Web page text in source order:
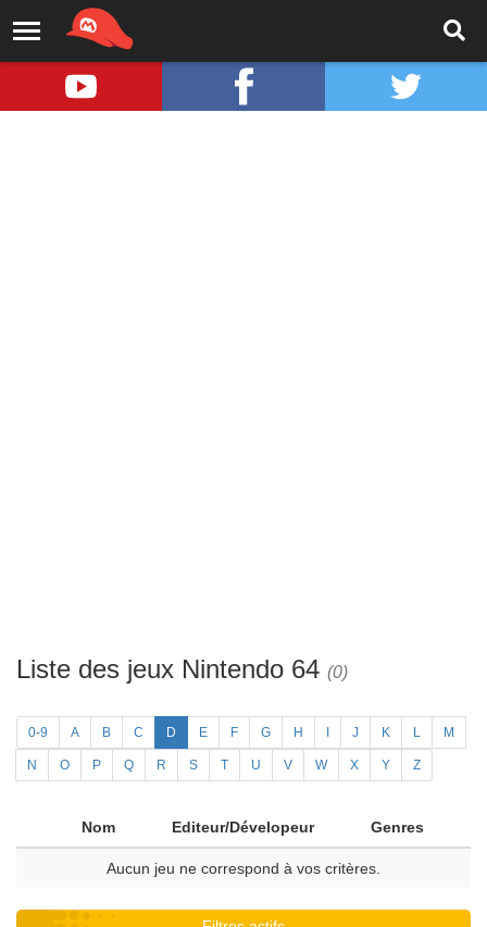
Liste des jeux Nintendo 64 (0)
0-9 A B C D E F G H J K L M
N O P Q R S T U V W X Y Z
Nom Editeur/Dévelopeur Genres
Aucun jeu ne correspond à vos critères.